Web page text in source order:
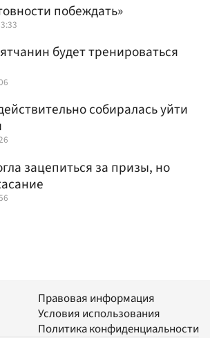
побеждать»
будет тренироваться
собиралась уйти
зацепиться за призы, но
Правовая информация
Условия использования
Политика конфиденциальности